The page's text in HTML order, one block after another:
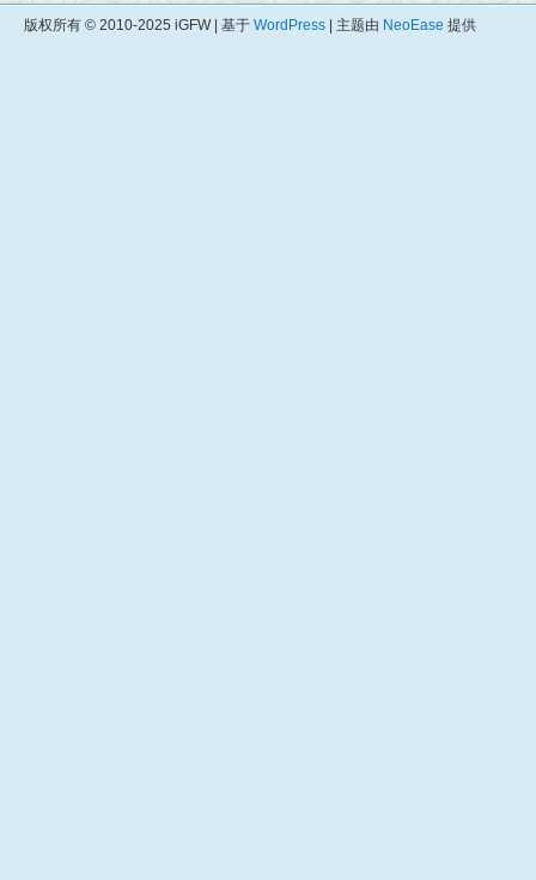
版权所有 © 2010-2025 iGFW | 基于 WordPress | 主题由 NeoEase 提供